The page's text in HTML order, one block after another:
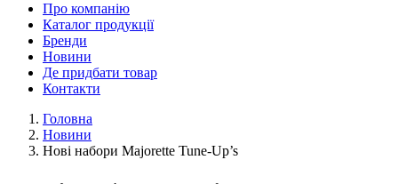
Про компанію
Каталог продукції
Бренди
Новини
Де придбати товар
Контакти
Головна
Новини
Нові набори Majorette Tune-Up’s